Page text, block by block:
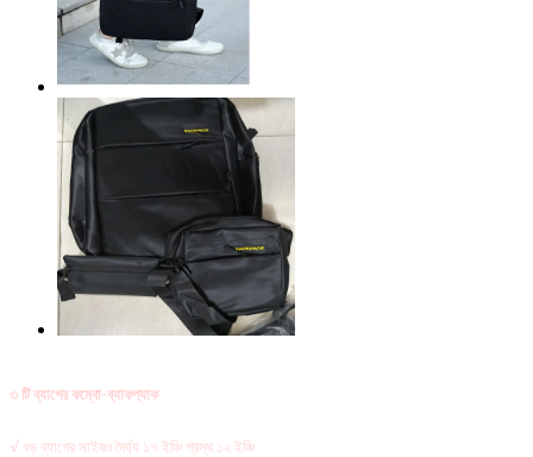
৩ টি ব্যাগের কম্বো-ব্যাকপ্যাক
√ বড় ব্যাগের সাইজঃ দৈর্ঘ্য ১৭ ইঞ্চি প্রস্থ ১২ ইঞ্চি